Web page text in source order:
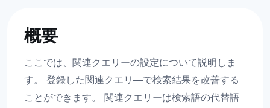
概要
ここでは、関連クエリーの設定について説明しま
す。 登録した関連クエリ―で検索結果を改善する
ことができます。 関連クエリーは検索語の代替語